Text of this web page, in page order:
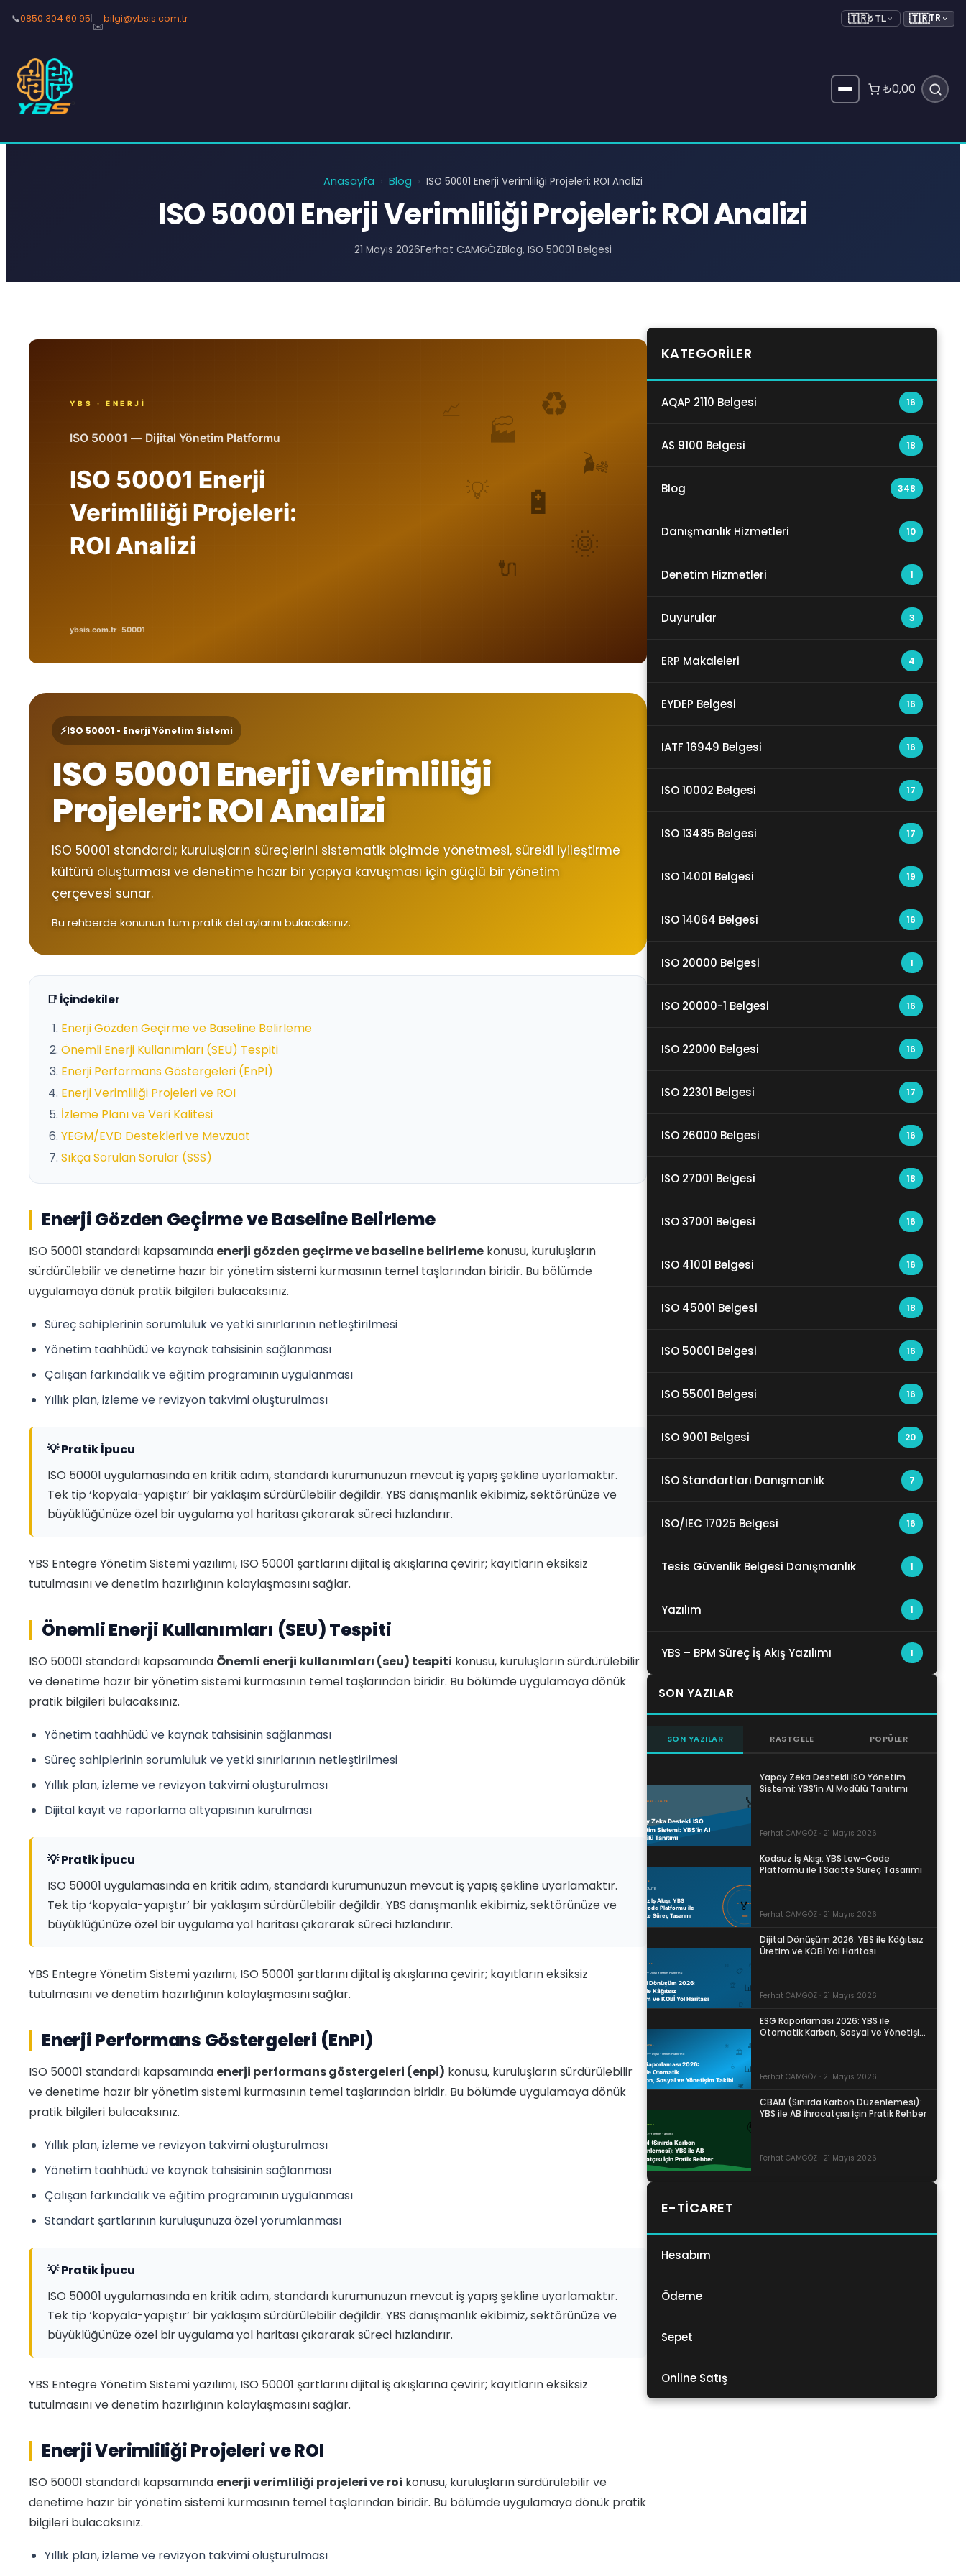
📞0850 304 60 95|
✉️
bilgi@ybsis.com.tr 🇹🇷₺ TL 🇹🇷TR
₺0,00
Anasayfa › Blog › ISO 50001 Enerji Verimliliği Projeleri: ROI Analizi
ISO 50001 Enerji Verimliliği Projeleri: ROI Analizi
21 Mayıs 2026Ferhat CAMGÖZBlog, ISO 50001 Belgesi
⚡ISO 50001 • Enerji Yönetim Sistemi
ISO 50001 Enerji Verimliliği
Projeleri: ROI Analizi
ISO 50001 standardı; kuruluşların süreçlerini sistematik biçimde yönetmesi, sürekli iyileştirme
kültürü oluşturması ve denetime hazır bir yapıya kavuşması için güçlü bir yönetim
çerçevesi sunar.
Bu rehberde konunun tüm pratik detaylarını bulacaksınız.
📑 İçindekiler
Enerji Gözden Geçirme ve Baseline Belirleme
Önemli Enerji Kullanımları (SEU) Tespiti
Enerji Performans Göstergeleri (EnPI)
Enerji Verimliliği Projeleri ve ROI
İzleme Planı ve Veri Kalitesi
YEGM/EVD Destekleri ve Mevzuat
Sıkça Sorulan Sorular (SSS)
Enerji Gözden Geçirme ve Baseline Belirleme
ISO 50001 standardı kapsamında enerji gözden geçirme ve baseline belirleme konusu, kuruluşların
sürdürülebilir ve denetime hazır bir yönetim sistemi kurmasının temel taşlarından biridir. Bu bölümde
uygulamaya dönük pratik bilgileri bulacaksınız.
Süreç sahiplerinin sorumluluk ve yetki sınırlarının netleştirilmesi
Yönetim taahhüdü ve kaynak tahsisinin sağlanması
Çalışan farkındalık ve eğitim programının uygulanması
Yıllık plan, izleme ve revizyon takvimi oluşturulması
💡 Pratik İpucu
ISO 50001 uygulamasında en kritik adım, standardı kurumunuzun mevcut iş yapış şekline uyarlamaktır.
Tek tip ‘kopyala-yapıştır’ bir yaklaşım sürdürülebilir değildir. YBS danışmanlık ekibimiz, sektörünüze ve
büyüklüğünüze özel bir uygulama yol haritası çıkararak süreci hızlandırır.
YBS Entegre Yönetim Sistemi yazılımı, ISO 50001 şartlarını dijital iş akışlarına çevirir; kayıtların eksiksiz
tutulmasını ve denetim hazırlığının kolaylaşmasını sağlar.
Önemli Enerji Kullanımları (SEU) Tespiti
ISO 50001 standardı kapsamında Önemli enerji kullanımları (seu) tespiti konusu, kuruluşların sürdürülebilir
ve denetime hazır bir yönetim sistemi kurmasının temel taşlarından biridir. Bu bölümde uygulamaya dönük
pratik bilgileri bulacaksınız.
Yönetim taahhüdü ve kaynak tahsisinin sağlanması
Süreç sahiplerinin sorumluluk ve yetki sınırlarının netleştirilmesi
Yıllık plan, izleme ve revizyon takvimi oluşturulması
Dijital kayıt ve raporlama altyapısının kurulması
💡 Pratik İpucu
ISO 50001 uygulamasında en kritik adım, standardı kurumunuzun mevcut iş yapış şekline uyarlamaktır.
Tek tip ‘kopyala-yapıştır’ bir yaklaşım sürdürülebilir değildir. YBS danışmanlık ekibimiz, sektörünüze ve
büyüklüğünüze özel bir uygulama yol haritası çıkararak süreci hızlandırır.
YBS Entegre Yönetim Sistemi yazılımı, ISO 50001 şartlarını dijital iş akışlarına çevirir; kayıtların eksiksiz
tutulmasını ve denetim hazırlığının kolaylaşmasını sağlar.
Enerji Performans Göstergeleri (EnPI)
ISO 50001 standardı kapsamında enerji performans göstergeleri (enpi) konusu, kuruluşların sürdürülebilir
ve denetime hazır bir yönetim sistemi kurmasının temel taşlarından biridir. Bu bölümde uygulamaya dönük
pratik bilgileri bulacaksınız.
Yıllık plan, izleme ve revizyon takvimi oluşturulması
Yönetim taahhüdü ve kaynak tahsisinin sağlanması
Çalışan farkındalık ve eğitim programının uygulanması
Standart şartlarının kuruluşunuza özel yorumlanması
💡 Pratik İpucu
ISO 50001 uygulamasında en kritik adım, standardı kurumunuzun mevcut iş yapış şekline uyarlamaktır.
Tek tip ‘kopyala-yapıştır’ bir yaklaşım sürdürülebilir değildir. YBS danışmanlık ekibimiz, sektörünüze ve
büyüklüğünüze özel bir uygulama yol haritası çıkararak süreci hızlandırır.
YBS Entegre Yönetim Sistemi yazılımı, ISO 50001 şartlarını dijital iş akışlarına çevirir; kayıtların eksiksiz
tutulmasını ve denetim hazırlığının kolaylaşmasını sağlar.
Enerji Verimliliği Projeleri ve ROI
ISO 50001 standardı kapsamında enerji verimliliği projeleri ve roi konusu, kuruluşların sürdürülebilir ve
denetime hazır bir yönetim sistemi kurmasının temel taşlarından biridir. Bu bölümde uygulamaya dönük pratik
bilgileri bulacaksınız.
Yıllık plan, izleme ve revizyon takvimi oluşturulması
KATEGORILER
AQAP 2110 Belgesi 16
AS 9100 Belgesi 18
Blog 348
Danışmanlık Hizmetleri 10
Denetim Hizmetleri 1
Duyurular 3
ERP Makaleleri 4
EYDEP Belgesi 16
IATF 16949 Belgesi 16
ISO 10002 Belgesi 17
ISO 13485 Belgesi 17
ISO 14001 Belgesi 19
ISO 14064 Belgesi 16
ISO 20000 Belgesi 1
ISO 20000-1 Belgesi 16
ISO 22000 Belgesi 16
ISO 22301 Belgesi 17
ISO 26000 Belgesi 16
ISO 27001 Belgesi 18
ISO 37001 Belgesi 16
ISO 41001 Belgesi 16
ISO 45001 Belgesi 18
ISO 50001 Belgesi 16
ISO 55001 Belgesi 16
ISO 9001 Belgesi 20
ISO Standartları Danışmanlık 7
ISO/IEC 17025 Belgesi 16
Tesis Güvenlik Belgesi Danışmanlık 1
Yazılım 1
YBS – BPM Süreç İş Akış Yazılımı 1
SON YAZILAR
SON YAZILAR RASTGELE POPÜLER
Yapay Zeka Destekli ISO Yönetim
Sistemi: YBS’in AI Modülü Tanıtımı
Ferhat CAMGÖZ · 21 Mayıs 2026
Kodsuz İş Akışı: YBS Low-Code
Platformu ile 1 Saatte Süreç Tasarımı
Ferhat CAMGÖZ · 21 Mayıs 2026
Dijital Dönüşüm 2026: YBS ile Kâğıtsız
Üretim ve KOBİ Yol Haritası
Ferhat CAMGÖZ · 21 Mayıs 2026
ESG Raporlaması 2026: YBS ile
Otomatik Karbon, Sosyal ve Yönetişim
Ferhat CAMGÖZ · 21 Mayıs 2026
CBAM (Sınırda Karbon Düzenlemesi):
YBS ile AB İhracatçısı İçin Pratik Rehber
Ferhat CAMGÖZ · 21 Mayıs 2026
E-TICARET
Hesabım
Ödeme
Sepet
Online Satış